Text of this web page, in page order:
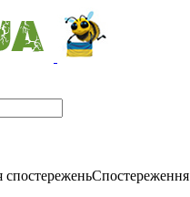
спостереженьСпостереження